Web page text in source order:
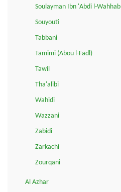
Soulayman Ibn 'Abdi l-Wahhab
Souyouti
Tabbani
Tamimi (Abou l-Fadl)
Tawil
Tha'alibi
Wahidi
Wazzani
Zabidi
Zarkachi
Zourqani
Al Azhar